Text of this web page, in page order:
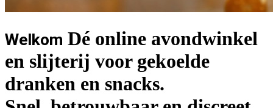
Welkom Dé online avondwinkel
en slijterij voor gekoelde
dranken en snacks.